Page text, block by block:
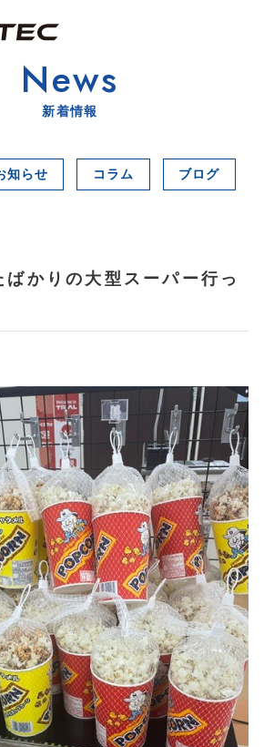
News
新着情報
知らせ コラム ブログ
ばかりの大型スーパー行っ